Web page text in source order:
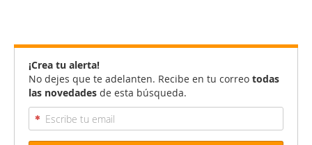
¡Crea tu alerta!
No dejes que te adelanten. Recibe en tu correo todas
las novedades de esta búsqueda.